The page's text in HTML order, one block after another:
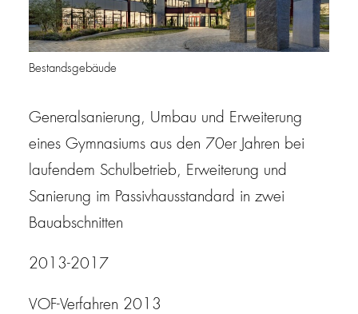
Bestandsgebäude
Generalsanierung, Umbau und Erweiterung
eines Gymnasiums aus den 70er Jahren bei
laufendem Schulbetrieb, Erweiterung und
Sanierung im Passivhausstandard in zwei
Bauabschnitten
2013-2017
VOF-Verfahren 2013